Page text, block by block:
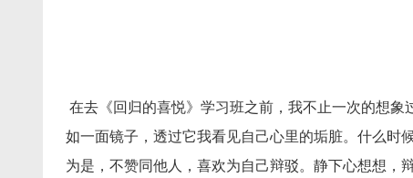
在去《回归的喜悦》学习班之前，我不止一次的想
如一面镜子，透过它我看见自己心里的垢脏。什么时
为是，不赞同他人，喜欢为自己辩驳。静下心想想，